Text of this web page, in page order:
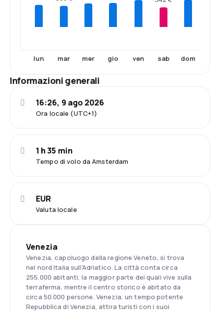
lun mar mer gio ven sab dom
Informazioni generali
Ora locale (UTC+1)
16:26, 9 ago 2026
Tempo di volo da Amsterdam
1 h 35 min
Valuta locale
EUR
Venezia
Venezia, capoluogo della regione Veneto, si trova
nel nord Italia sull'Adriatico. La città conta circa
255.000 abitanti, la maggior parte dei quali vive sulla
terraferma, mentre il centro storico è abitato da
circa 50.000 persone. Venezia, un tempo potente
Repubblica di Venezia, attira turisti con i suoi